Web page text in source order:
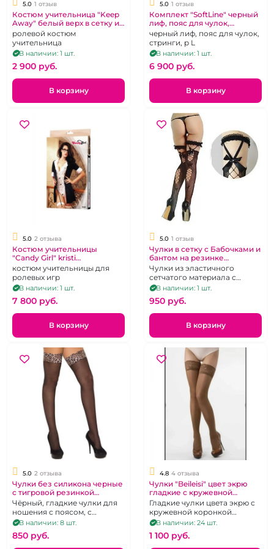
5.0 1 отзыв
Костюм учительница "Keep
Away" белый верх в сетку и
черная юбка под винил на
шнуровке р. 3XL 48-50
ролевой костюм
учительница
В наличии: 1 шт.
2 900 pуб.
В корзину
5.0 1 отзыв
Комплект "SoftLine" черный
лиф, пояс для чулок,
стринги размер L
черный лиф, пояс для чулок,
стринги, р L
В наличии: 1 шт.
6 900 pуб.
В корзину
5.0 2 отзыва
Костюм учительницы
"Candy Girl" kristi
(боди,чулки,халат, очки,
указка), OS
костюм учительницы для
ролевых игр
В наличии: 1 шт.
7 800 pуб.
В корзину
5.0 1 отзыв
Чулки в сетку с Бабочками и
бантом на резинке
"Красавица" с подвязкой
Чулки из эластичного
сетчатого материала с
подвязкой-резинкой
украшенной кружевом и
бантом, скреплённым
стразом, р. 1-4
В наличии: 1 шт.
950 pуб.
В корзину
5.0 2 отзыва
Чулки без силикона черные
с тигровой резинкой
"Yiliama"
Чёрный, гладкие чулки для
ношения с поясом, с
коронкой из ткани с
"зоологическим" принтом, р.
1-4
В наличии: 8 шт.
850 pуб.
4.8 4 отзыва
Чулки "Beileisi" цвет экрю
гладкие с кружевной
резинкой
Гладкие чулки цвета экрю с
кружевной коронкой
усиленной двумя полосками
силикона. Размер 1-3
В наличии: 24 шт.
1 100 pуб.